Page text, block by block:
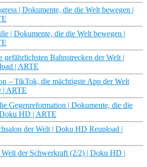
| Dokumente, die die Welt bewegen |
| Dokumente, die die Welt bewegen |
gefährlichsten Bahnstrecken der Welt |
| ARTE
– TikTok, die mächtigste App der Welt
| ARTE
Gegenreformation | Dokumente, die die
HD | ARTE
der Welt | Doku HD Reupload |
der Schwerkraft (2/2) | Doku HD |